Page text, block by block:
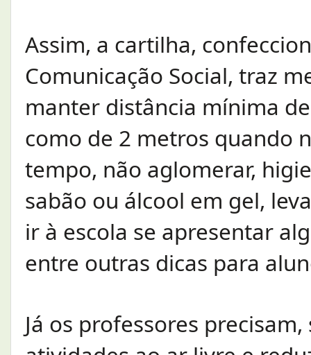
Assim, a cartilha,
Comunicação Social, traz
manter distância mínima
como de 2 metros quando
tempo, não aglomerar,
sabão ou álcool em gel,
ir à escola se apresentar
entre outras dicas para
Já os professores